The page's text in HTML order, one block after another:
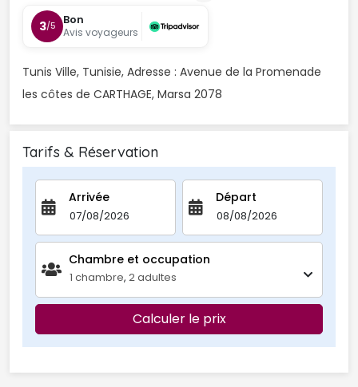
3/5 Bon
Avis voyageurs
Tunis Ville, Tunisie, Adresse : Avenue de la Promenade
les côtes de CARTHAGE, Marsa 2078
Tarifs & Réservation
Arrivée Départ
Chambre et occupation
1 chambre, 2adultes
Calculer le prix